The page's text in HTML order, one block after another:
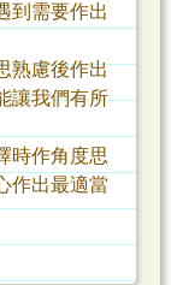
到需要作出
熟慮後作出
讓我們有所
時作角度思
作出最適當